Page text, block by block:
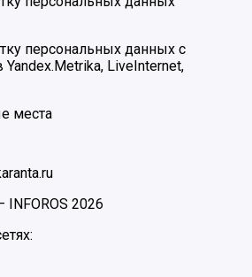
персональных данных с
LiveInternet,
места
INFOROS 2026